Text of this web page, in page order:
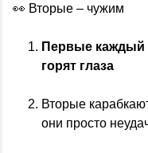
👀 Вторые – чужим
Первые каждый
горят глаза
Вторые
они просто